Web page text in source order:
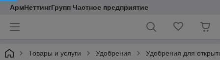
АрмНеттингГрупп Частное предприятие
Товары и услуги Удобрения Удобрения для